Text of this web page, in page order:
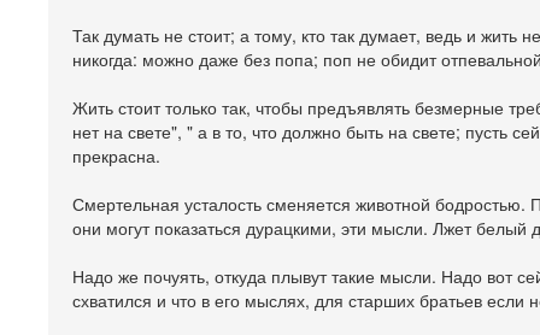
Так думать не стоит; а тому, кто так думает, ведь и жить
никогда: можно даже без попа; поп не обидит
Жить стоит только так, чтобы предъявлять безмерные
нет на свете", " а в то, что должно быть на свете; пусть
прекрасна.
Смертельная усталость сменяется животной
они могут показаться дурацкими, эти мысли. Лжет белый
Надо же почуять, откуда плывут такие мысли. Надо вот
схватился и что в его мыслях, для старших братьев если